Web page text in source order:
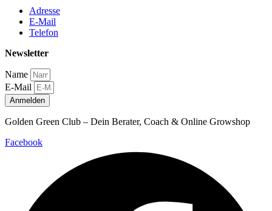
Adresse
E-Mail
Telefon
Newsletter
Name
E-Mail
Anmelden
Golden Green Club – Dein Berater, Coach & Online Growshop
Facebook